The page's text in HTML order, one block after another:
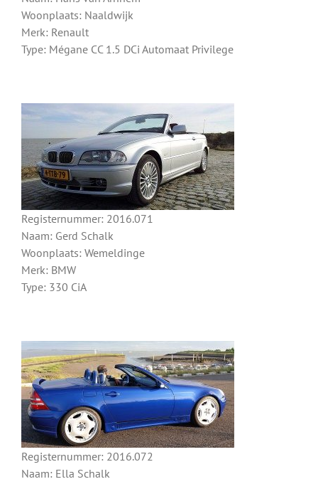
Woonplaats: Naaldwijk
Merk: Renault
Type: Mégane CC 1.5 DCi Automaat Privilege
Registernummer: 2016.071
Naam: Gerd Schalk
Woonplaats: Wemeldinge
Merk: BMW
Type: 330 CiA
Registernummer: 2016.072
Naam: Ella Schalk